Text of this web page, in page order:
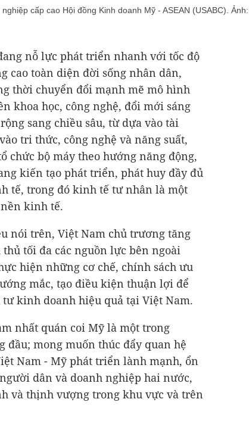
cấp cao Hội đồng Kinh doanh Mỹ - ASEAN (USABC). Ảnh:
nỗ lực phát triển nhanh với tốc độ
cao toàn diện đời sống nhân dân,
thời chuyển đổi mạnh mẽ mô hình
khoa học, công nghệ, đổi mới sáng
sang chiều sâu, từ dựa vào tài
tri thức, công nghệ và năng suất,
chức bộ máy theo hướng năng động,
kiến tạo phát triển, phát huy đầy đủ
tế, trong đó kinh tế tư nhân là một
kinh tế.
nói trên, Việt Nam chủ trương tăng
tối đa các nguồn lực bên ngoài
hiện những cơ chế, chính sách ưu
mắc, tạo điều kiện thuận lợi để
kinh doanh hiệu quả tại Việt Nam.
nhất quán coi Mỹ là một trong
đầu; mong muốn thúc đẩy quan hệ
Nam - Mỹ phát triển lành mạnh, ổn
dân và doanh nghiệp hai nước,
và thịnh vượng trong khu vực và trên